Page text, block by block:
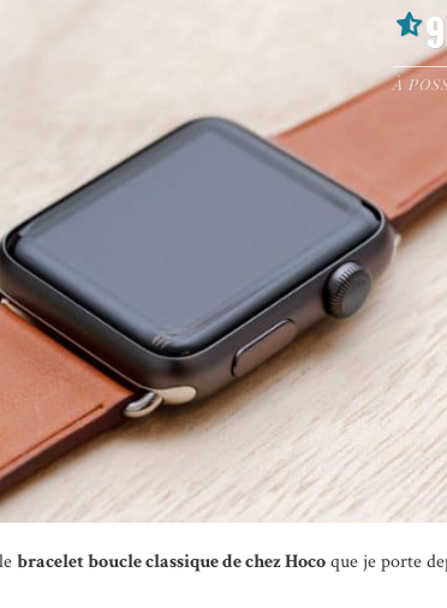
À
bracelet boucle classique de chez Hocoque je porte